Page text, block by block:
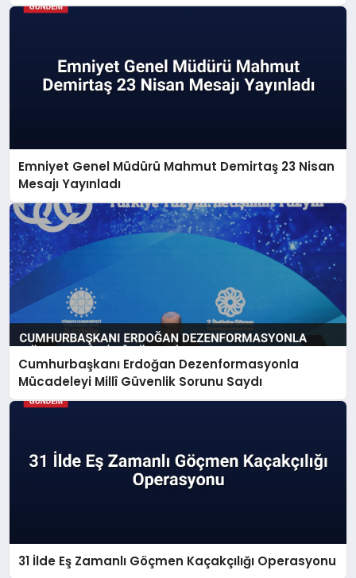
Emniyet Genel Müdürü Mahmut Demirtaş 23 Nisan
Mesajı Yayınladı
Cumhurbaşkanı Erdoğan Dezenformasyonla
Mücadeleyi Millî Güvenlik Sorunu Saydı
31 İlde Eş Zamanlı Göçmen Kaçakçılığı Operasyonu